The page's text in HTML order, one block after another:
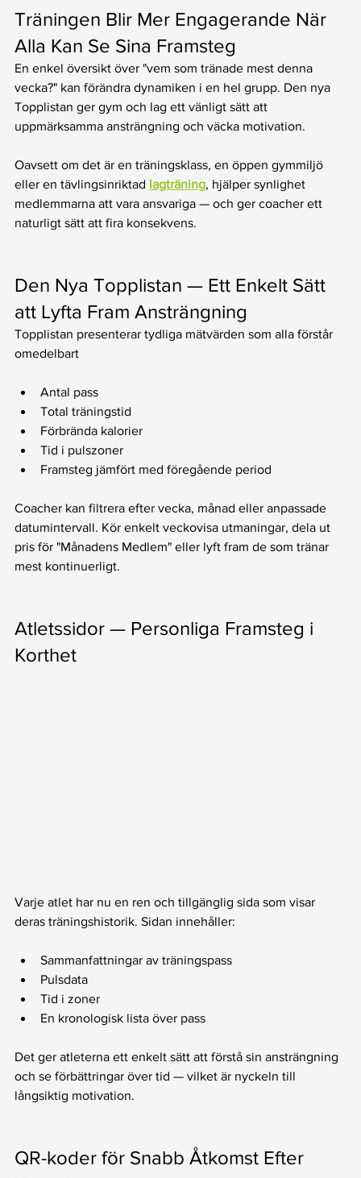
Träningen Blir Mer Engagerande När
Alla Kan Se Sina Framsteg
En enkel översikt över "vem som tränade mest denna
vecka?" kan förändra dynamiken i en hel grupp. Den nya
Topplistan ger gym och lag ett vänligt sätt att
uppmärksamma ansträngning och väcka motivation.
Oavsett om det är en träningsklass, en öppen gymmiljö
eller en tävlingsinriktad lagträning, hjälper synlighet
medlemmarna att vara ansvariga — och ger coacher ett
naturligt sätt att fira konsekvens.
Den Nya Topplistan — Ett Enkelt Sätt
att Lyfta Fram Ansträngning
Topplistan presenterar tydliga mätvärden som alla förstår
omedelbart
Antal pass
Total träningstid
Förbrända kalorier
Tid i pulszoner
Framsteg jämfört med föregående period
Coacher kan filtrera efter vecka, månad eller anpassade
datumintervall. Kör enkelt veckovisa utmaningar, dela ut
pris för "Månadens Medlem" eller lyft fram de som tränar
mest kontinuerligt.
Atletssidor — Personliga Framsteg i
Korthet
Varje atlet har nu en ren och tillgänglig sida som visar
deras träningshistorik. Sidan innehåller:
Sammanfattningar av träningspass
Pulsdata
Tid i zoner
En kronologisk lista över pass
Det ger atleterna ett enkelt sätt att förstå sin ansträngning
och se förbättringar över tid — vilket är nyckeln till
långsiktig motivation.
QR-koder för Snabb Åtkomst Efter